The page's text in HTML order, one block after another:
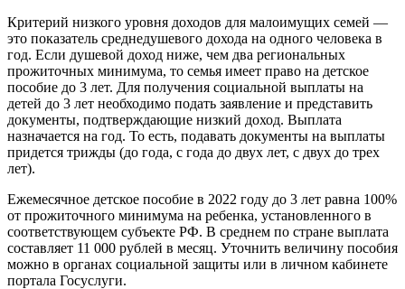
Критерий низкого уровня доходов для малоимущих семей —
это показатель среднедушевого дохода на одного человека в
год. Если душевой доход ниже, чем два региональных
прожиточных минимума, то семья имеет право на детское
пособие до 3 лет. Для получения социальной выплаты на
детей до 3 лет необходимо подать заявление и представить
документы, подтверждающие низкий доход. Выплата
назначается на год. То есть, подавать документы на выплаты
придется трижды (до года, с года до двух лет, с двух до трех
лет).
Ежемесячное детское пособие в 2022 году до 3 лет равна 100%
от прожиточного минимума на ребенка, установленного в
соответствующем субъекте РФ. В среднем по стране выплата
составляет 11 000 рублей в месяц. Уточнить величину пособия
можно в органах социальной защиты или в личном кабинете
портала Госуслуги.